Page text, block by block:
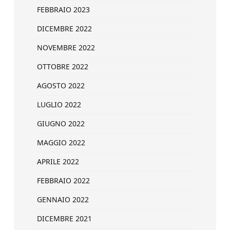
FEBBRAIO 2023
DICEMBRE 2022
NOVEMBRE 2022
OTTOBRE 2022
AGOSTO 2022
LUGLIO 2022
GIUGNO 2022
MAGGIO 2022
APRILE 2022
FEBBRAIO 2022
GENNAIO 2022
DICEMBRE 2021